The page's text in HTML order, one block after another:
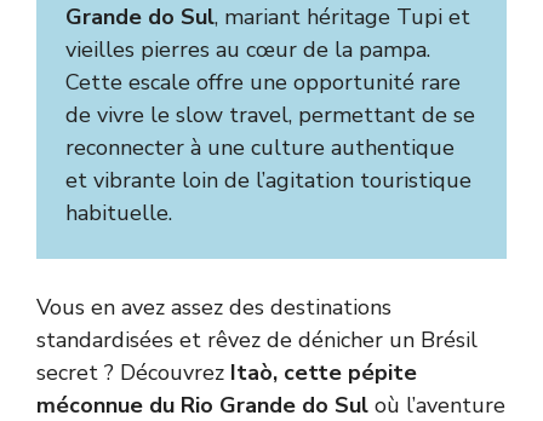
Grande do Sul, mariant héritage Tupi et
vieilles pierres au cœur de la pampa.
Cette escale offre une opportunité rare
de vivre le slow travel, permettant de se
reconnecter à une culture authentique
et vibrante loin de l’agitation touristique
habituelle.
Vous en avez assez des destinations
standardisées et rêvez de dénicher un Brésil
secret ? Découvrez Itaò, cette pépite
méconnue du Rio Grande do Sul où l’aventure